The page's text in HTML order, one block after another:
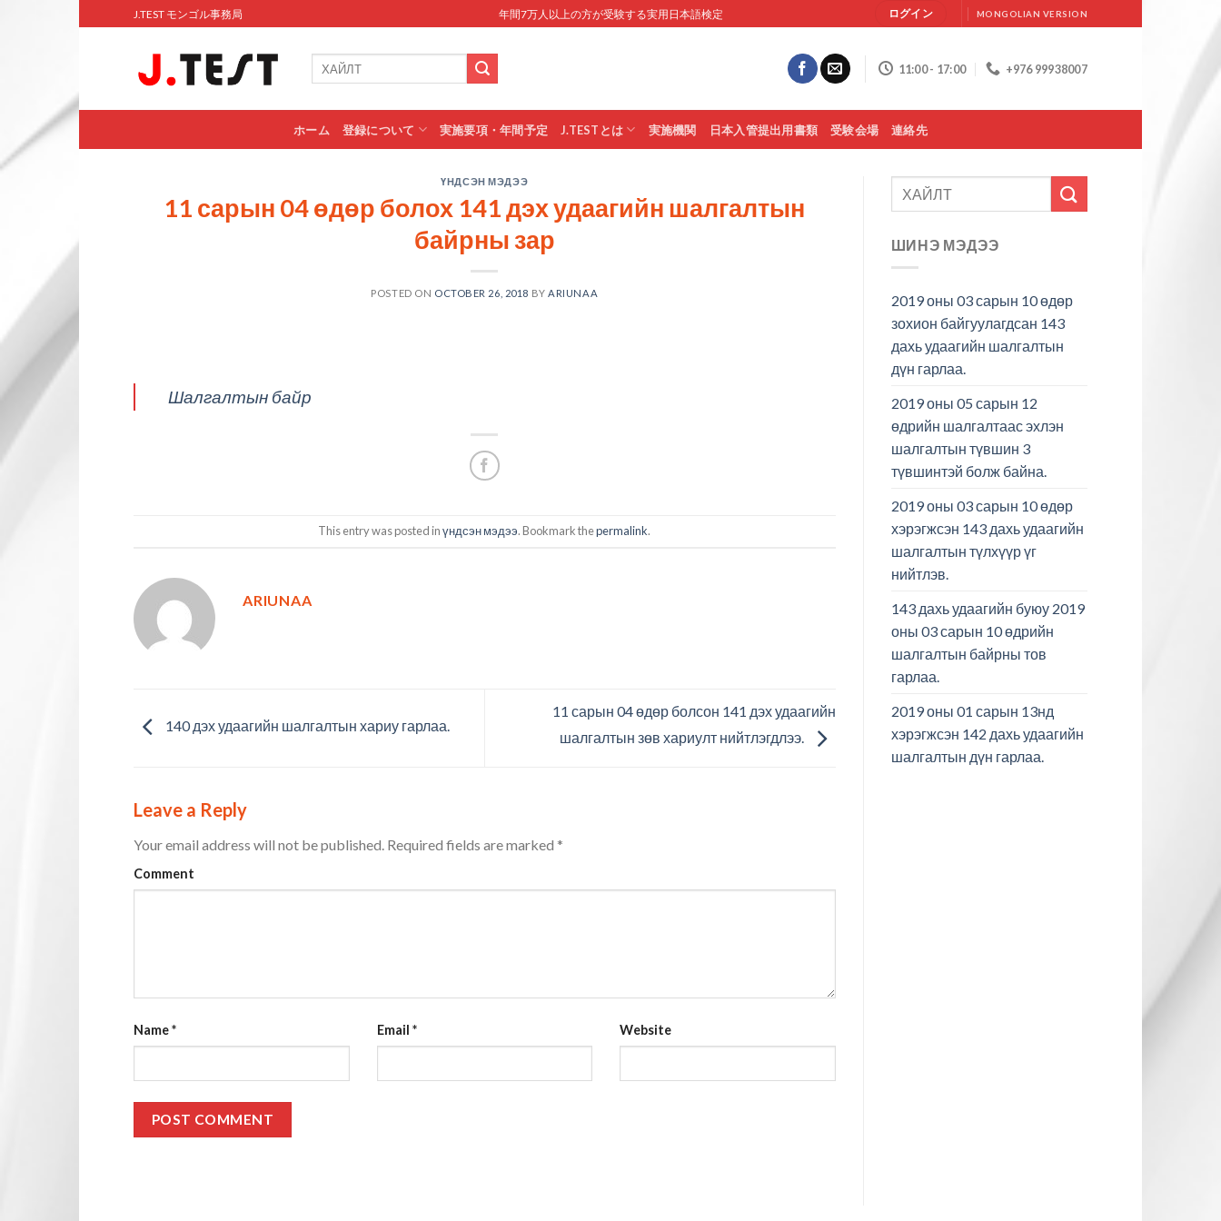
J.TEST モンゴル事務局 年間7万人以上の方が受験する実用日本語検定 ログイン MONGOLIAN VERSION
11:00 - 17:00 +976 99938007
ホーム 登録について 実施要項・年間予定 J.TESTとは 実施機関 日本入管提出用書類 受験会場 連絡先
ҮНДСЭН МЭДЭЭ
11 сарын 04 өдөр болох 141 дэх удаагийн шалгалтын
байрны зар
POSTED ON OCTOBER 26, 2018 BY ARIUNAA
Шалгалтын байр
This entry was posted inүндсэн мэдээ. Bookmark thepermalink.
ARIUNAA
140 дэх удаагийн шалгалтын хариу гарлаа.
11 сарын 04 өдөр болсон 141 дэх удаагийн
шалгалтын зөв хариулт нийтлэгдлээ.
Leave a Reply
Your email address will not be published. Required fields are marked *
Comment
Name* Email * Website
ШИНЭ МЭДЭЭ
2019 оны 03 сарын 10 өдөр
зохион байгуулагдсан 143
дахь удаагийн шалгалтын
дүн гарлаа.
2019 оны 05 сарын 12
өдрийн шалгалтаас эхлэн
шалгалтын түвшин 3
түвшинтэй болж байна.
2019 оны 03 сарын 10 өдөр
хэрэгжсэн 143 дахь удаагийн
шалгалтын түлхүүр үг
нийтлэв.
143 дахь удаагийн буюу 2019
оны 03 сарын 10 өдрийн
шалгалтын байрны тов
гарлаа.
2019 оны 01 сарын 13нд
хэрэгжсэн 142 дахь удаагийн
шалгалтын дүн гарлаа.